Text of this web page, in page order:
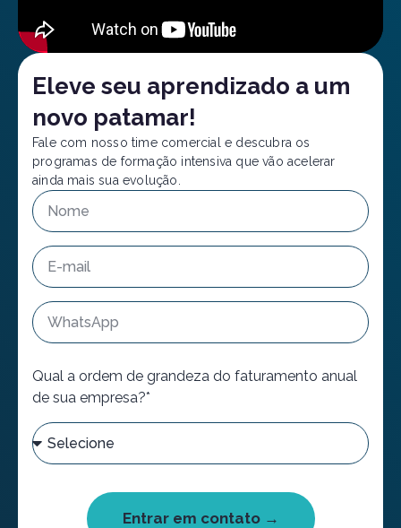
Eleve seu aprendizado a um
novo patamar!
Fale com nosso time comercial e descubra os
programas de formação intensiva que vão acelerar
ainda mais sua evolução.
Qual a ordem de grandeza do faturamento anual
de sua empresa?*
Entrar em contato →